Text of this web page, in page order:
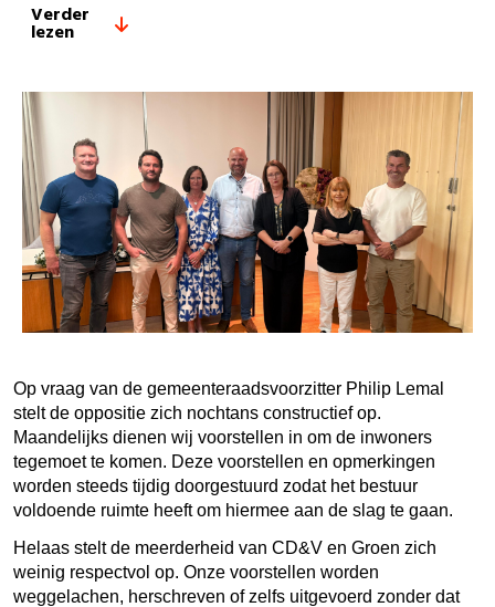
Verder
lezen
Op vraag van de gemeenteraadsvoorzitter Philip Lemal
stelt de oppositie zich nochtans constructief op.
Maandelijks dienen wij voorstellen in om de inwoners
tegemoet te komen. Deze voorstellen en opmerkingen
worden steeds tijdig doorgestuurd zodat het bestuur
voldoende ruimte heeft om hiermee aan de slag te gaan.
Helaas stelt de meerderheid van CD&V en Groen zich
weinig respectvol op. Onze voorstellen worden
weggelachen, herschreven of zelfs uitgevoerd zonder dat